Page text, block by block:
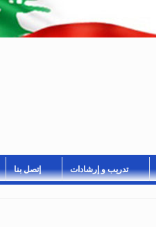
تدريب و إرشادات إتصل بنا